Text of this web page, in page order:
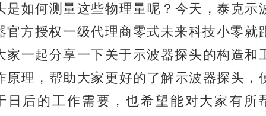
是如何测量这些物理量呢？今天，泰克示
官方授权一级代理商零式未来科技小零就
家一起分享一下关于示波器探头的构造和
原理，帮助大家更好的了解示波器探头，
日后的工作需要，也希望能对大家有所